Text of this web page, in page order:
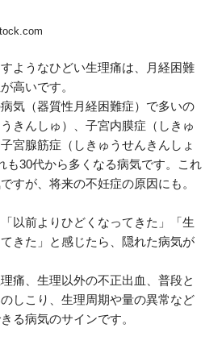
ようなひどい生理痛は、月経困難
高いです。
気（器質性月経困難症）で多いの
きんしゅ）、子宮内膜症（しきゅ
宮腺筋症（しきゅうせんきんしょ
も30代から多くなる病気です。これ
すが、将来の不妊症の原因にも。
以前よりひどくなってきた」「生
きた」と感じたら、隠れた病気が
痛、生理以外の不正出血、普段と
しこり、生理周期や量の異常など
る病気のサインです。